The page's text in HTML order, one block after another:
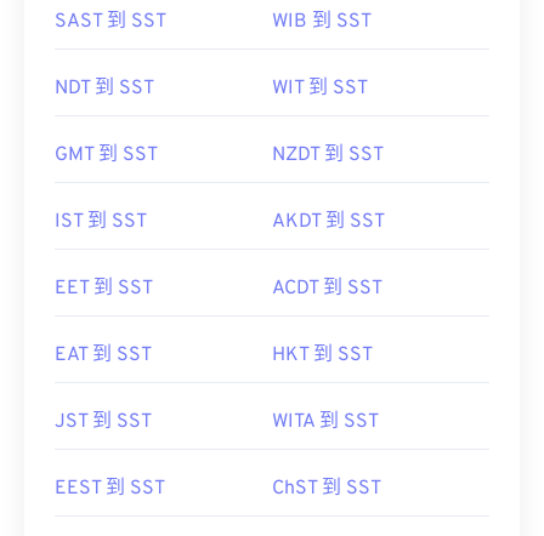
SAST 到 SST WIB 到 SST
NDT 到 SST WIT 到 SST
GMT 到 SST NZDT 到 SST
IST 到 SST AKDT 到 SST
EET 到 SST ACDT 到 SST
EAT 到 SST HKT 到 SST
JST 到 SST WITA 到 SST
EEST 到 SST ChST 到 SST